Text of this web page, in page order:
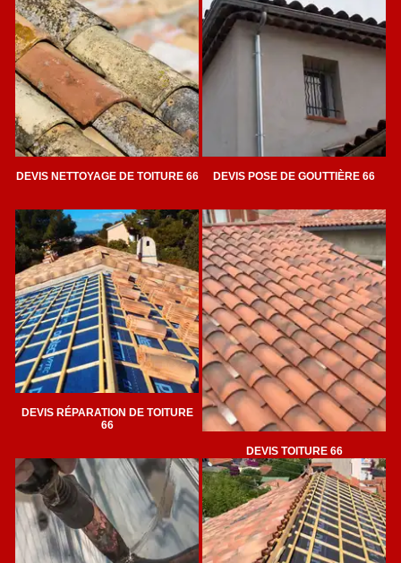
DEVIS NETTOYAGE DE TOITURE 66 DEVIS POSE DE GOUTTIÈRE 66
DEVIS RÉPARATION DE TOITURE
66
DEVIS TOITURE 66